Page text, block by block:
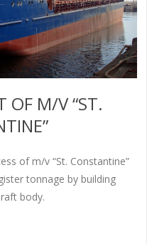
OF M/V “ST.
of m/v “St. Constantine”
tonnage by building
body.